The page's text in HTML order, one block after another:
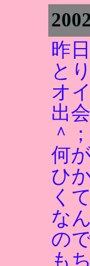
昨
と
オ
出
＾；
何
ひ
く
な
の
も